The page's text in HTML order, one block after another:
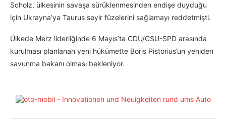
Scholz, ülkesinin savaşa sürüklenmesinden endişe duyduğu
için Ukrayna’ya Taurus seyir füzelerini sağlamayı reddetmişti.
Ülkede Merz liderliğinde 6 Mayıs’ta CDU/CSU-SPD arasında
kurulması planlanan yeni hükümette Boris Pistorius’un yeniden
savunma bakanı olması bekleniyor.